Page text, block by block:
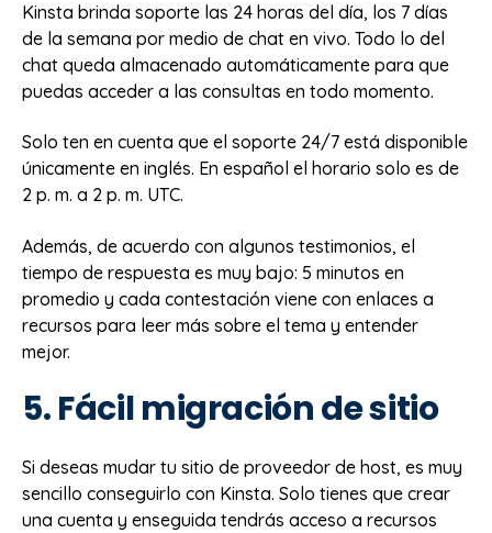
Kinsta brinda soporte las 24 horas del día, los 7 días
de la semana por medio de chat en vivo. Todo lo del
chat queda almacenado automáticamente para que
puedas acceder a las consultas en todo momento.
Solo ten en cuenta que el soporte 24/7 está disponible
únicamente en inglés. En español el horario solo es de
2 p. m. a 2 p. m. UTC.
Además, de acuerdo con algunos testimonios, el
tiempo de respuesta es muy bajo: 5 minutos en
promedio y cada contestación viene con enlaces a
recursos para leer más sobre el tema y entender
mejor.
5. Fácil migración de sitio
Si deseas mudar tu sitio de proveedor de host, es muy
sencillo conseguirlo con Kinsta. Solo tienes que crear
una cuenta y enseguida tendrás acceso a recursos